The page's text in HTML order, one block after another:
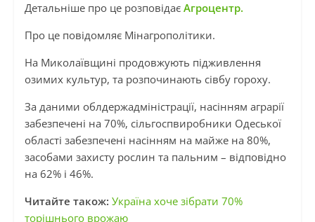
Детальніше про це розповідає Агроцентр.
Про це повідомляє Мінагрополітики.
На Миколаївщині продовжують підживлення
озимих культур, та розпочинають сівбу гороху.
За даними облдержадміністрації, насінням аграрії
забезпечені на 70%, сільгоспвиробники Одеської
області забезпечені насінням на майже на 80%,
засобами захисту рослин та пальним – відповідно
на 62% і 46%.
Читайте також: Україна хоче зібрати 70%
торішнього врожаю